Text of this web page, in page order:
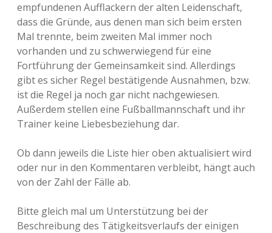
empfundenen Aufflackern der alten Leidenschaft,
dass die Gründe, aus denen man sich beim ersten
Mal trennte, beim zweiten Mal immer noch
vorhanden und zu schwerwiegend für eine
Fortführung der Gemeinsamkeit sind. Allerdings
gibt es sicher Regel bestätigende Ausnahmen, bzw.
ist die Regel ja noch gar nicht nachgewiesen.
Außerdem stellen eine Fußballmannschaft und ihr
Trainer keine Liebesbeziehung dar.
Ob dann jeweils die Liste hier oben aktualisiert wird
oder nur in den Kommentaren verbleibt, hängt auch
von der Zahl der Fälle ab.
Bitte gleich mal um Unterstützung bei der
Beschreibung des Tätigkeitsverlaufs der einigen